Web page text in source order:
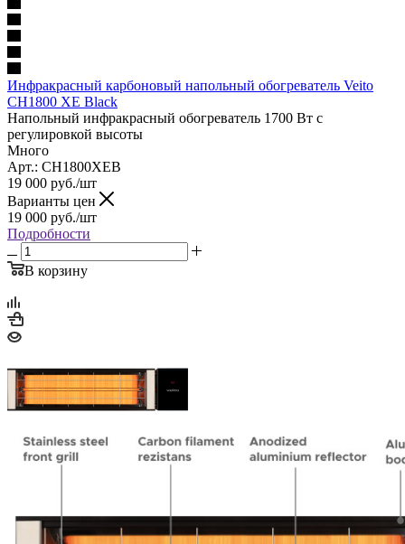
Инфракрасный карбоновый напольный обогреватель Veito
CH1800 XE Black
Напольный инфракрасный обогреватель 1700 Вт с
регулировкой высоты
Много
Арт.: CH1800XEB
19 000 руб./шт
Варианты цен
19 000 руб./шт
Подробности
В корзину